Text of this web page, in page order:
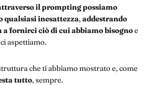
il prompting possiamo
inesattezza, addestrando
a fornirci ciò di cui abbiamo bisognoe
aspettiamo.
che ti abbiamo mostrato e, come
tutto, sempre.